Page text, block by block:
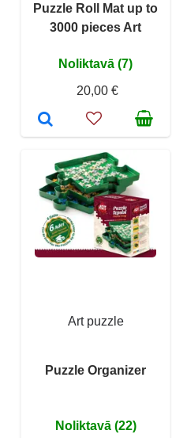
Puzzle Roll Mat up to
3000 pieces Art
Noliktavā (7)
20,00 €
Art puzzle
Puzzle Organizer
Noliktavā (22)